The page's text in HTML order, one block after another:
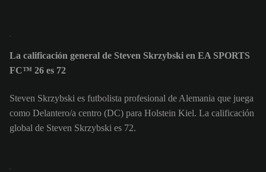
La calificación general de Steven Skrzybski en EA SPORTS
FC™ 26 es 72
Steven Skrzybski es futbolista profesional de Alemania que juega
como Delantero/a centro (DC) para Holstein Kiel. La calificación
global de Steven Skrzybski es 72.